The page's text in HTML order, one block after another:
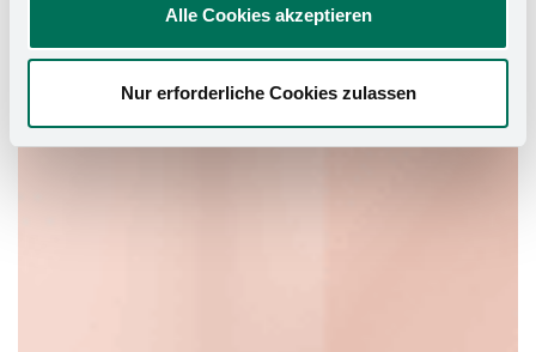
Alle Cookies akzeptieren
Nur erforderliche Cookies zulassen